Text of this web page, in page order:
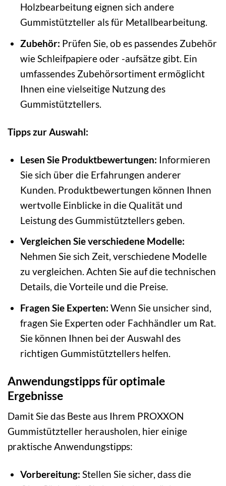
Holzbearbeitung eignen sich andere
Gummistützteller als für Metallbearbeitung.
Zubehör: Prüfen Sie, ob es passendes Zubehör
wie Schleifpapiere oder -aufsätze gibt. Ein
umfassendes Zubehörsortiment ermöglicht
Ihnen eine vielseitige Nutzung des
Gummistütztellers.
Tipps zur Auswahl:
Lesen Sie Produktbewertungen: Informieren
Sie sich über die Erfahrungen anderer
Kunden. Produktbewertungen können Ihnen
wertvolle Einblicke in die Qualität und
Leistung des Gummistütztellers geben.
Vergleichen Sie verschiedene Modelle:
Nehmen Sie sich Zeit, verschiedene Modelle
zu vergleichen. Achten Sie auf die technischen
Details, die Vorteile und die Preise.
Fragen Sie Experten: Wenn Sie unsicher sind,
fragen Sie Experten oder Fachhändler um Rat.
Sie können Ihnen bei der Auswahl des
richtigen Gummistütztellers helfen.
Anwendungstipps für optimale
Ergebnisse
Damit Sie das Beste aus Ihrem PROXXON
Gummistützteller herausholen, hier einige
praktische Anwendungstipps:
Vorbereitung: Stellen Sie sicher, dass die